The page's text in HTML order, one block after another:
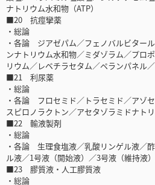
ナトリウム水和物（ATP）
■20 抗痙攣薬
・総論
・各論 ジアゼパム／フェノバルビター
ンナトリウム水和物／ミダゾラム／プロ
リウム／レベチラセタム／ペランパネル
■21 利尿薬
・総論
・各論 フロセミド／トラセミド／アゾ
スピロノラクトン／アセタゾラミドナト
■22 輸液製剤
・総論
・各論 生理食塩液／乳酸リンゲル液／
ル液／1号液（開始液）／3号液（維持液
■23 膠質液・人工膠質液
・総論